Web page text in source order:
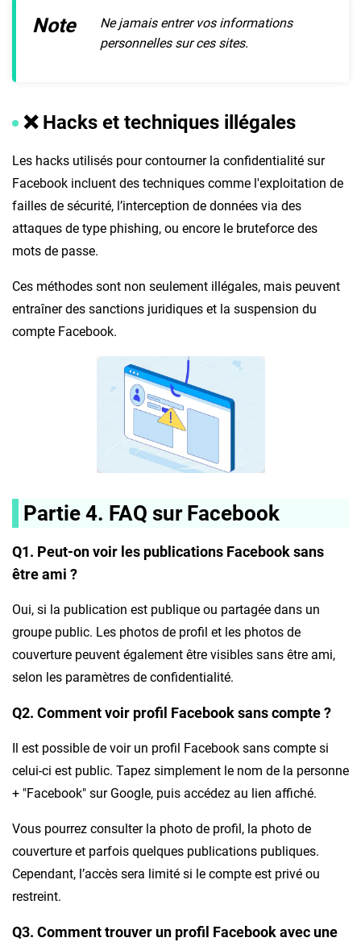
Note
Ne jamais entrer vos informations
personnelles sur ces sites.
❌ Hacks et techniques illégales
Les hacks utilisés pour contourner la confidentialité sur
Facebook incluent des techniques comme l'exploitation de
failles de sécurité, l’interception de données via des
attaques de type phishing, ou encore le bruteforce des
mots de passe.
Ces méthodes sont non seulement illégales, mais peuvent
entraîner des sanctions juridiques et la suspension du
compte Facebook.
Partie 4. FAQ sur Facebook
Q1. Peut-on voir les publications Facebook sans
être ami ?
Oui, si la publication est publique ou partagée dans un
groupe public. Les photos de profil et les photos de
couverture peuvent également être visibles sans être ami,
selon les paramètres de confidentialité.
Q2. Comment voir profil Facebook sans compte ?
Il est possible de voir un profil Facebook sans compte si
celui-ci est public. Tapez simplement le nom de la personne
+ "Facebook" sur Google, puis accédez au lien affiché.
Vous pourrez consulter la photo de profil, la photo de
couverture et parfois quelques publications publiques.
Cependant, l’accès sera limité si le compte est privé ou
restreint.
Q3. Comment trouver un profil Facebook avec une